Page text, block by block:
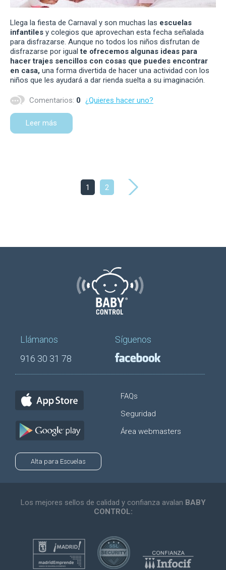
Llega la fiesta de Carnaval y son muchas las escuelas
infantiles y colegios que aprovechan esta fecha señalada
para disfrazarse. Aunque no todos los niños disfrutan de
disfrazarse por igualte ofrecemos algunas ideas para
hacer trajes sencillos con cosas que puedes encontrar
en casa, una forma divertida de hacer una actividad con los
niños que les ayudará a dar rienda suelta a su imaginación.
Comentarios: 0 ¿Quieres hacer uno?
Leer más
1 2
Llámanos
916 30 31 78
Síguenos
FAQs
Seguridad
Área webmasters
Alta para Escuelas
Los mejores sellos de calidad y confianza avalan BABY
CONTROL: